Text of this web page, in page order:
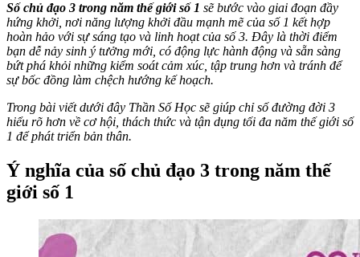
Số chủ đạo 3 trong năm thế giới số 1 sẽ bước vào giai đoạn đầy
hứng khởi, nơi năng lượng khởi đầu mạnh mẽ của số 1 kết hợp
hoàn hảo với sự sáng tạo và linh hoạt của số 3. Đây là thời điểm
bạn dễ nảy sinh ý tưởng mới, có động lực hành động và sẵn sàng
bứt phá khỏi những kiểm soát cảm xúc, tập trung hơn và tránh để
sự bốc đồng làm chệch hướng kế hoạch.
Trong bài viết dưới đây Thần Số Học sẽ giúp chỉ số đường đời 3
hiểu rõ hơn về cơ hội, thách thức và tận dụng tối đa năm thế giới số
1 để phát triển bản thân.
Ý nghĩa của số chủ đạo 3 trong năm thế
giới số 1